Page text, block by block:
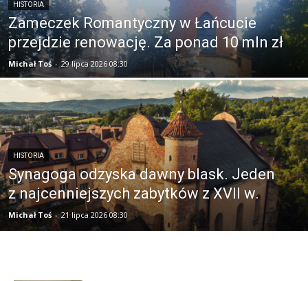
HISTORIA
Zameczek Romantyczny w Łańcucie
przejdzie renowację. Za ponad 10 mln zł
Michał Toś - 29 lipca 2026 08:30
HISTORIA
Synagoga odzyska dawny blask. Jeden
z najcenniejszych zabytków z XVII w.
Michał Toś - 21 lipca 2026 08:30